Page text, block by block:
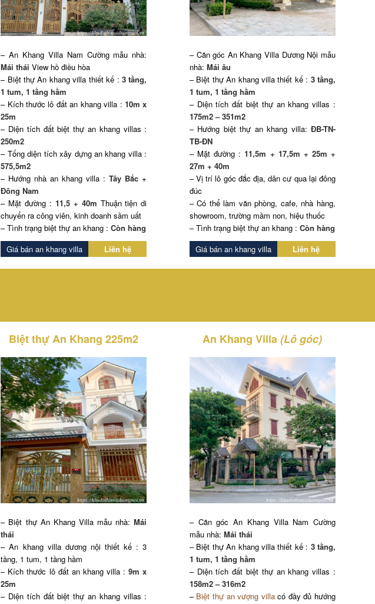
– An Khang Villa Nam Cường mẫu nhà:
Mái tháiView hồ điều hòa
– Biệt thự An khang villa thiết kế : 3 tầng,
1 tum, 1 tầng hầm
– Kích thước lô đất an khang villa : 10m x
25m
– Diện tích đất biệt thự an khang villas :
250m2
– Tổng diện tích xây dựng an khang villa :
575,5m2
– Hướng nhà an khang villa :Tây Bắc +
Đông Nam
– Mặt đường : 11,5 + 40m Thuận tiện di
chuyển ra công viên, kinh doanh sầm uất
– Tình trạng biệt thự an khang :Còn hàng
Giá bán an khang villa
Liên hệ
– Căn góc An Khang Villa Dương Nội mẫu
nhà: Mái âu
– Biệt thự An khang villa thiết kế : 3 tầng,
1 tum, 1 tầng hầm
– Diện tích đất biệt thự an khang villas :
175m2 – 351m2
– Hướng biệt thự an khang villa: ĐB-TN-
TB-ĐN
– Mặt đường :11,5m + 17,5m + 25m +
27m + 40m
– Vị trí lô góc đắc địa, dân cư qua lại đông
đúc
– Có thể làm văn phòng, cafe, nhà hàng,
showroom, trường mầm non, hiệu thuốc
– Tình trạng biệt thự an khang : Còn hàng
Giá bán an khang villa
Liên hệ
Biệt thự An Khang 225m2
– Biệt thự An Khang Villa mẫu nhà:Mái
thái
– An khang villa dương nội thiết kế : 3
tầng, 1 tum, 1 tầng hầm
– Kích thước lô đất an khang villa :9m x
25m
– Diện tích đất biệt thự an khang villas :
An Khang Villa(Lô góc)
– Căn góc An Khang Villa Nam Cường
mẫu nhà: Mái thái
– Biệt thự An khang villa thiết kế : 3 tầng,
1 tum, 1 tầng hầm
– Diện tích đất biệt thự an khang villas :
158m2 – 316m2
– Biệt thự an vượng villacó đầy đủ hướng